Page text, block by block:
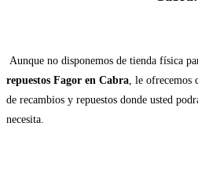
Aunque no disponemos de tienda física
repuestos Fagor en Cabra, le ofrecemos
de recambios y repuestos donde usted
necesita.